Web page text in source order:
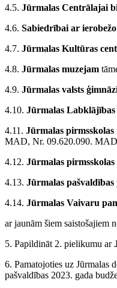
4.5. Jūrmalas Centrālajai
4.6. Sabiedrībai ar
4.7. Jūrmalas Kultūras
4.8. Jūrmalas muzejam
4.9. Jūrmalas valsts
4.10. Jūrmalas
4.11. Jūrmalas
MAD, Nr. 09.620.090.
4.12. Jūrmalas
4.13. Jūrmalas
4.14. Jūrmalas Vaivaru
ar jaunām šiem saistošajiem
5. Papildināt 2. pielikumu ar
6. Pamatojoties uz Jūrmalas
pašvaldības 2023. gada